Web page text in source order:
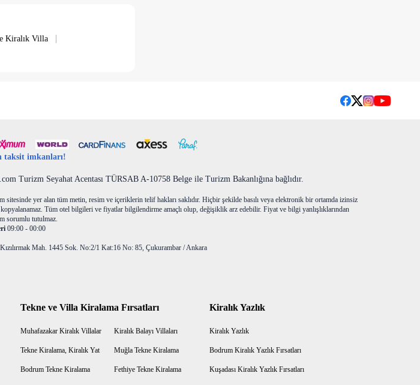
Kiralık Villa |
taksit imkanları!
Turizm Seyahat Acentası TÜRSAB A-10758 Belge ile Turizm Bakanlığına bağlıdır.
sitesinde yer alan tüm metin, resim ve içeriklerin telif hakları saklıdır. Hiçbir şekilde basılı veya elektronik bir ortamda izinsiz
kopyalanamaz. Tüm otel bilgileri ve fiyatlar bilgilendirme amaçlı olup, değişiklik arz edebilir. Fiyat ve bilgi yanlışlıklarından
sorumlu tutulmaz.
09:00 - 00:00
Mah. 1445 Sok. No:2/1 Kat:16 No: 85, Çukurambar / Ankara
Tekne ve Villa Kiralama Fırsatları
Muhafazakar Kiralık Villalar Kiralık Balayı Villaları
Tekne Kiralama, Kiralık Yat Muğla Tekne Kiralama
Bodrum Tekne Kiralama Fethiye Tekne Kiralama
Kiralık Yazlık
Kiralık Yazlık
Bodrum Kiralık Yazlık Fırsatları
Kuşadası Kiralık Yazlık Fırsatları